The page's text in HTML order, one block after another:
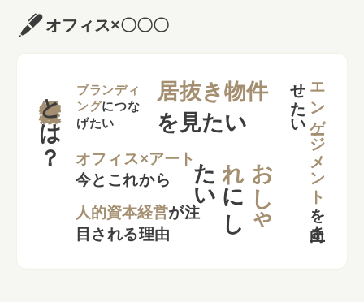
オフィス×〇〇〇
とは？
ブランディ
ングにつな
げたい
居抜き物件
を見たい
オフィス×アート
今とこれから
人的資本経営が注
目される理由
お
し
ゃ
れ
に
し
た
い エンゲージメント
を
向上さ
せ
た
い